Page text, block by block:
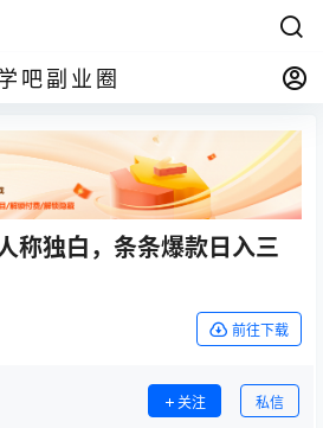
吧副业圈
称独白，条条爆款日入三
前往下载
关注 私信